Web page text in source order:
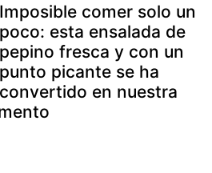
Imposible comer solo un
poco: esta ensalada de
pepino fresca y con un
punto picante se ha
convertido en nuestra